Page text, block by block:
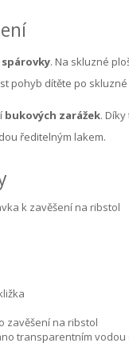
. Na skluzné
pohyb dítěte po skluzné
bukových zarážek.
ředitelným lakem.
k zavěšení na ribstol
zavěšení na ribstol
transparentním vodou